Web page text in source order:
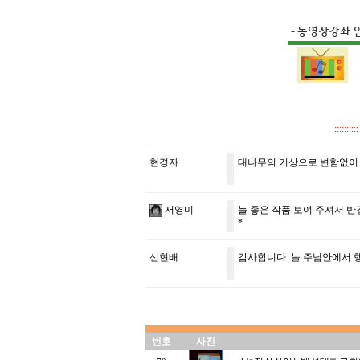
현경자 대나무의 기상으로 변함없
서영미
늘 좋은 작품 보여 주셔서
*
신현배 감사합니다. 늘 주님안에서
번호 사진